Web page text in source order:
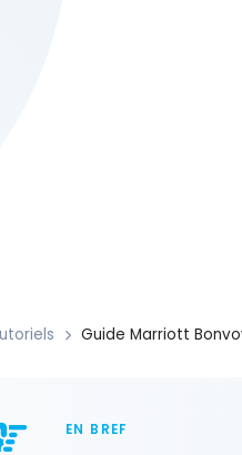
Guide Marriott
EN BREF